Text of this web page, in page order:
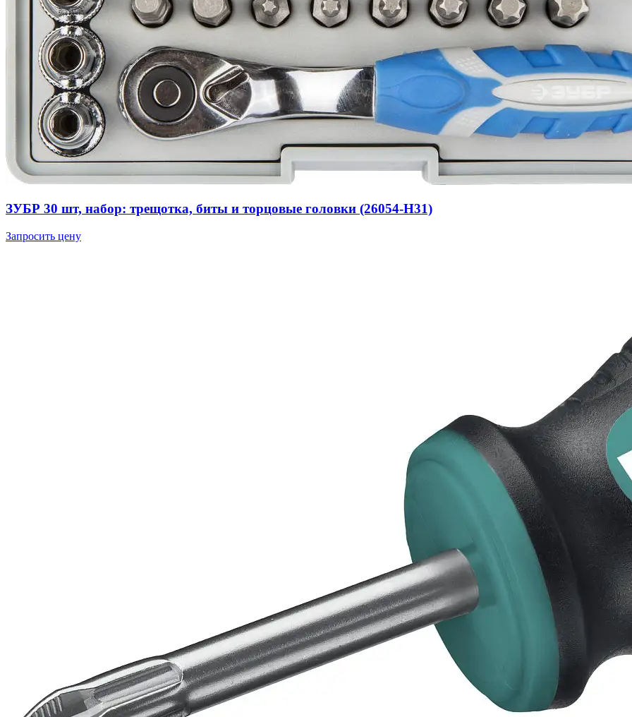
ЗУБР 30 шт, набор: трещотка, биты и торцовые головки (26054-H31)
Запросить цену